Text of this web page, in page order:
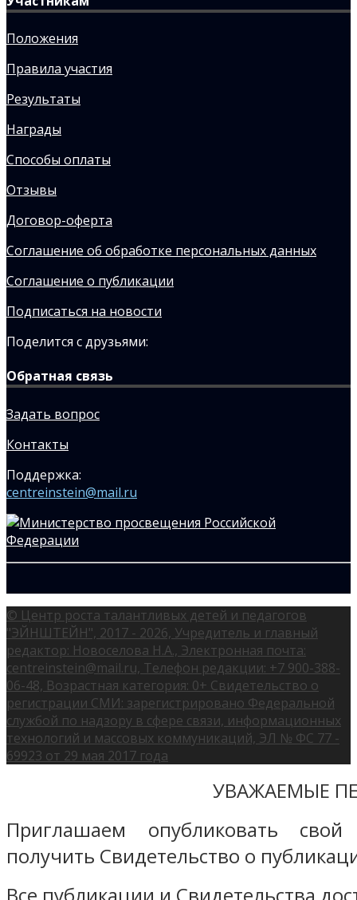
Положения
Правила участия
Результаты
Награды
Способы оплаты
Отзывы
Договор-оферта
Соглашение об обработке персональных данных
Соглашение о публикации
Подписаться на новости
Поделится с друзьями:
Обратная связь
Задать вопрос
Контакты
Поддержка:
centreinstein@mail.ru
© Центр роста талантливых детей и педагогов
"ЭЙНШТЕЙН", 2017 - 2026, Учредитель и главный
редактор: Новоселова Н.А., Электронная почта:
centreinstein@mail.ru, Телефон редакции: +7 900-388-
06-48, Возрастная категория: 0+ Свидетельство о
регистрации СМИ: зарегистрировано Федеральной
службой по надзору в сфере связи, информационных
технологий и массовых коммуникаций, ЭЛ № ФС 77 -
69923 от 29 мая 2017 года
УВАЖАЕМЫЕ
Приглашаем опубликовать
получить Свидетельство о
Все публикации и Свидетельства